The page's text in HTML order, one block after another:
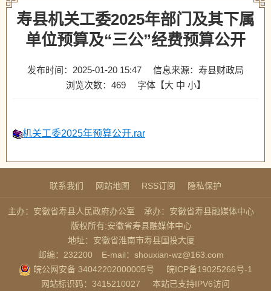
寿县机关工委2025年部门及其下属
单位预算及“三公”经费预算公开
发布时间：2025-01-20 15:47
信息来源：寿县财政局
浏览次数： 469 字体【大 中 小】
机关工委2025年预算公开.rar
联系我们 网站地图 RSS订阅 隐私保护
主办：安徽省寿县人民政府办公室
承办：安徽省寿县融媒体中心
版权所有:安徽省寿县融媒体中心
地址：安徽省淮南市寿县国投大厦
邮编：232200
E-mail：shouxian-wz@163.com
皖公网安备 34042202000005号
皖ICP备19025266号-1
网站标识码：3415210027
本站已支持IPV6访问